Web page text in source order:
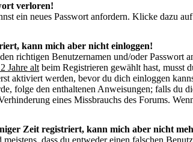
verloren!
ein neues Passwort anfordern. Klicke dazu
kann mich aber nicht einloggen!
richtigen Benutzernamen und/oder Passwort
Jahre alt beim Registrieren gewählt hast, musst
aktiviert werden, bevor du dich einloggen
folge den enthaltenen Anweisungen; falls du
eines Missbrauchs des Forums.
Zeit registriert, kann mich aber nicht
dass du entweder einen falschen